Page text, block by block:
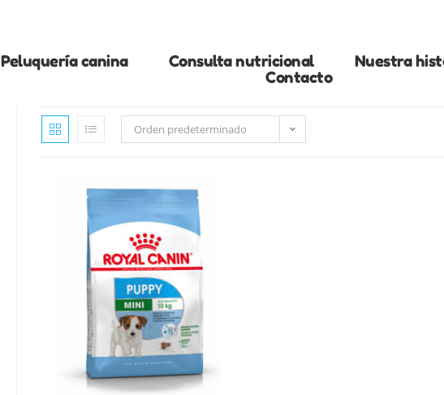
Peluquería canina Consulta nutricional Nuestra
Contacto
Orden predeterminado